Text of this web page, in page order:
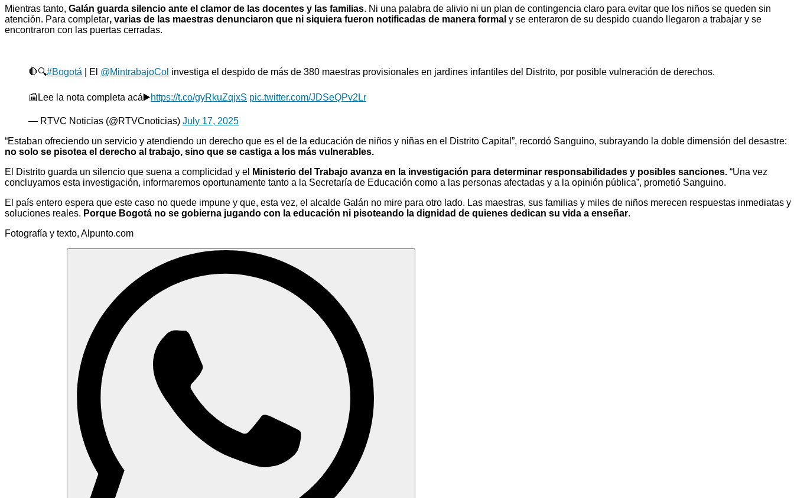
Mientras tanto, Galán guarda silencio ante el clamor de las docentes y las familias. Ni una palabra de alivio ni un plan de contingencia claro para evitar que los niños se queden sin
atención. Para completar, varias de las maestras denunciaron que ni siquiera fueron notificadas de manera formal y se enteraron de su despido cuando llegaron a trabajar y se
encontraron con las puertas cerradas.
🛑🔍#Bogotá | El @MintrabajoCol investiga el despido de más de 380 maestras provisionales en jardines infantiles del Distrito, por posible vulneración de derechos.
📰Lee la nota completa acá▶️https://t.co/gyRkuZqjxS pic.twitter.com/JDSeQPv2Lr
— RTVC Noticias (@RTVCnoticias) July 17, 2025
“Estaban ofreciendo un servicio y atendiendo un derecho que es el de la educación de niños y niñas en el Distrito Capital”, recordó Sanguino, subrayando la doble dimensión del desastre:
no solo se pisotea el derecho al trabajo, sino que se castiga a los más vulnerables.
El Distrito guarda un silencio que suena a complicidad y el
Ministerio del Trabajo avanza en la investigación para determinar responsabilidades y posibles sanciones. “Una vez
concluyamos esta investigación, informaremos oportunamente tanto a la Secretaría de Educación como a las personas afectadas y a la opinión pública”, prometió Sanguino.
El país entero espera que este caso no quede impune y que, esta vez, el alcalde Galán no mire para otro lado. Las maestras, sus familias y miles de niños merecen respuestas inmediatas y
soluciones reales. Porque Bogotá no se gobierna jugando con la educación ni pisoteando la dignidad de quienes dedican su vida a enseñar.
Fotografía y texto, Alpunto.com